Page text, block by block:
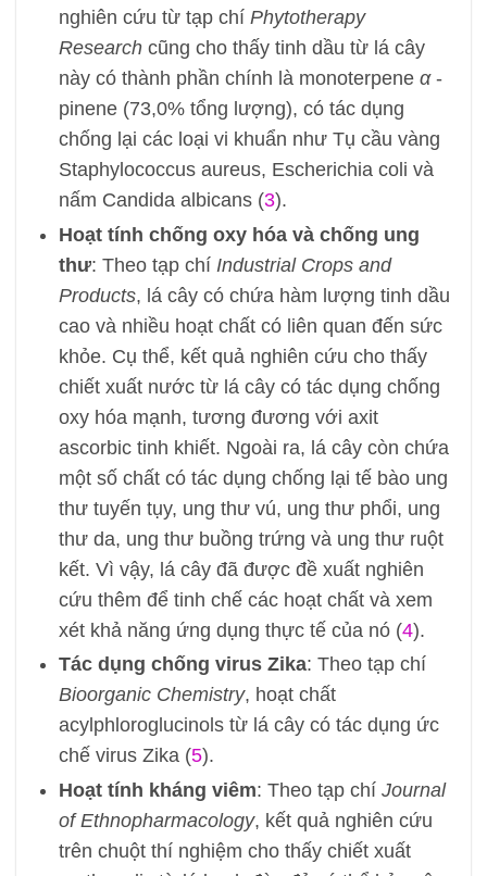
nghiên cứu từ tạp chí Phytotherapy
Researchcũng cho thấy tinh dầu từ lá cây
này có thành phần chính là monoterpene α-
pinene (73,0% tổng lượng), có tác dụng
chống lại các loại vi khuẩn như Tụ cầu vàng
Staphylococcus aureus, Escherichia coli và
nấm Candida albicans (3).
Hoạt tính chống oxy hóa và chống ung
thư: Theo tạp chí Industrial Crops and
Products, lá cây có chứa hàm lượng tinh dầu
cao và nhiều hoạt chất có liên quan đến sức
khỏe. Cụ thể, kết quả nghiên cứu cho thấy
chiết xuất nước từ lá cây có tác dụng chống
oxy hóa mạnh, tương đương với axit
ascorbic tinh khiết. Ngoài ra, lá cây còn chứa
một số chất có tác dụng chống lại tế bào ung
thư tuyến tụy, ung thư vú, ung thư phổi, ung
thư da, ung thư buồng trứng và ung thư ruột
kết. Vì vậy, lá cây đã được đề xuất nghiên
cứu thêm để tinh chế các hoạt chất và xem
xét khả năng ứng dụng thực tế của nó (4).
Tác dụng chống virus Zika: Theo tạp chí
Bioorganic Chemistry, hoạt chất
acylphloroglucinols từ lá cây có tác dụng ức
chế virus Zika (5).
Hoạt tính kháng viêm: Theo tạp chí Journal
of Ethnopharmacology, kết quả nghiên cứu
trên chuột thí nghiệm cho thấy chiết xuất